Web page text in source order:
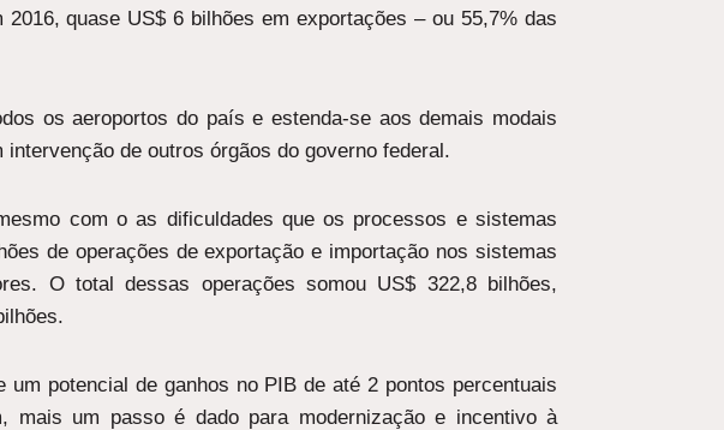
quase US$ 6 bilhões em exportações – ou 55,7% das
os aeroportos do país e estenda-se aos demais modais
de outros órgãos do governo federal.
com o as dificuldades que os processos e sistemas
de operações de exportação e importação nos sistemas
O total dessas operações somou US$ 322,8 bilhões,
potencial de ganhos no PIB de até 2 pontos percentuais
um passo é dado para modernização e incentivo à